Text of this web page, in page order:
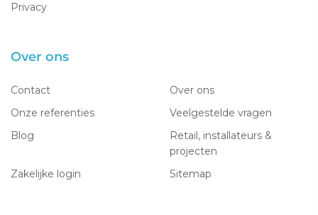
Privacy
Over ons
Contact
Over ons
Onze referenties
Veelgestelde vragen
Blog
Retail, installateurs &
projecten
Zakelijke login
Sitemap